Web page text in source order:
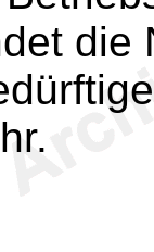
die